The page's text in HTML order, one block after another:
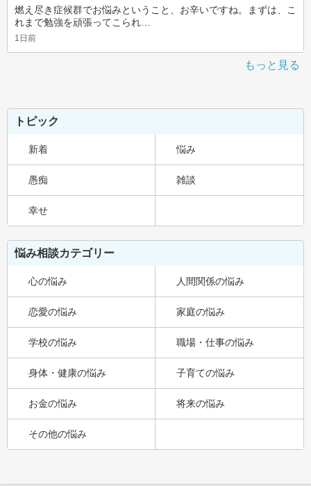
燃え尽き症候群でお悩みということ、お辛いですね。まずは、こ
れまで勉強を頑張ってこられ…
1日前
もっと見る
トピック
新着 悩み
愚痴 雑談
幸せ
悩み相談カテゴリー
心の悩み 人間関係の悩み
恋愛の悩み 家庭の悩み
学校の悩み 職場・仕事の悩み
身体・健康の悩み 子育ての悩み
お金の悩み 将来の悩み
その他の悩み